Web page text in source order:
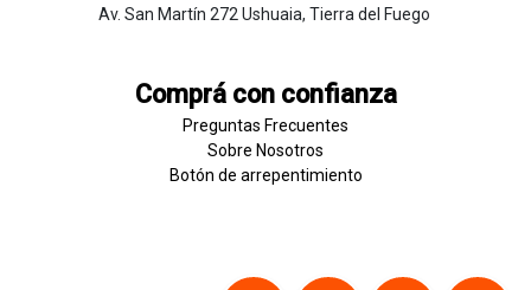
Av. San Martín 272 Ushuaia, Tierra del Fuego
Comprá con confianza
Preguntas Frecuentes
Sobre Nosotros
Botón de ​arrepentim​​​iento